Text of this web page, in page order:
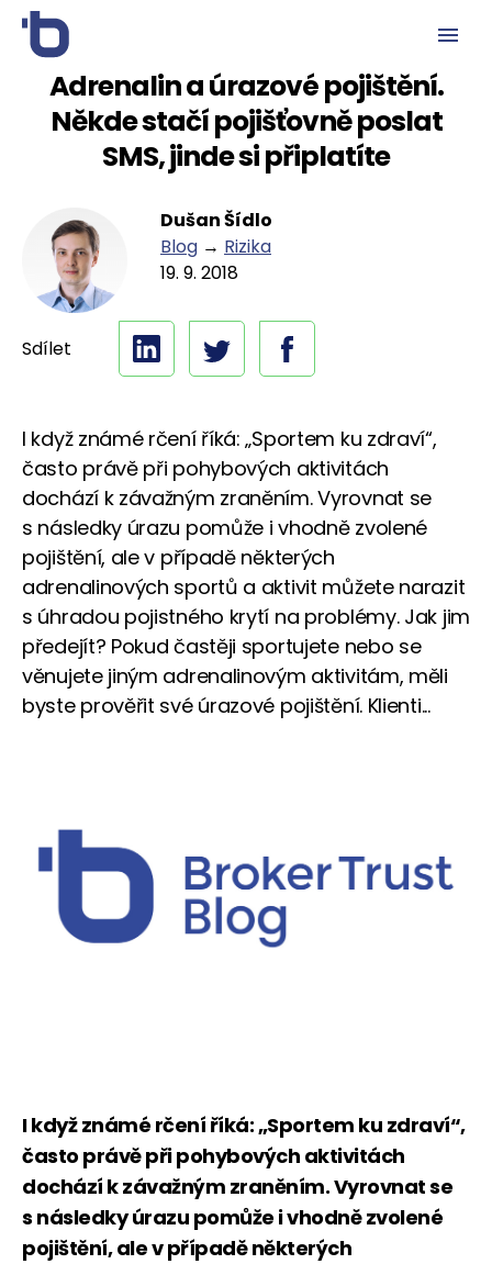
Adrenalin a úrazové pojištění.
Někde stačí pojišťovně poslat
SMS, jinde si připlatíte
Dušan Šídlo
Blog → Rizika
19. 9. 2018
Sdílet
I když známé rčení říká: „Sportem ku zdraví“,
často právě při pohybových aktivitách
dochází k závažným zraněním. Vyrovnat se
s následky úrazu pomůže i vhodně zvolené
pojištění, ale v případě některých
adrenalinových sportů a aktivit můžete narazit
s úhradou pojistného krytí na problémy. Jak jim
předejít? Pokud častěji sportujete nebo se
věnujete jiným adrenalinovým aktivitám, měli
byste prověřit své úrazové pojištění. Klienti...
I když známé rčení říká: „Sportem ku zdraví“,
často právě při pohybových aktivitách
dochází k závažným zraněním. Vyrovnat se
s následky úrazu pomůže i vhodně zvolené
pojištění, ale v případě některých